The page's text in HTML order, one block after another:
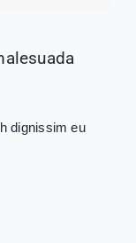
dignissim eu